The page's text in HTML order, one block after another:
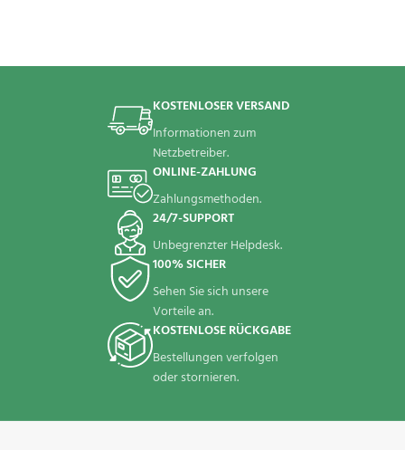
KOSTENLOSER VERSAND
Informationen zum
Netzbetreiber.
ONLINE-ZAHLUNG
Zahlungsmethoden.
24/7-SUPPORT
Unbegrenzter Helpdesk.
100% SICHER
Sehen Sie sich unsere
Vorteile an.
KOSTENLOSE RÜCKGABE
Bestellungen verfolgen
oder stornieren.